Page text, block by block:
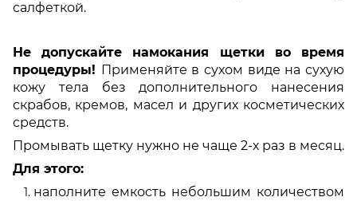
салфеткой.
Не допускайте намокания щетки во время
процедуры! Применяйте в сухом виде на сухую
кожу тела без дополнительного нанесения
скрабов, кремов, масел и других косметических
средств.
Промывать щетку нужно не чаще 2-х раз в месяц.
Для этого:
наполните емкость небольшим количеством